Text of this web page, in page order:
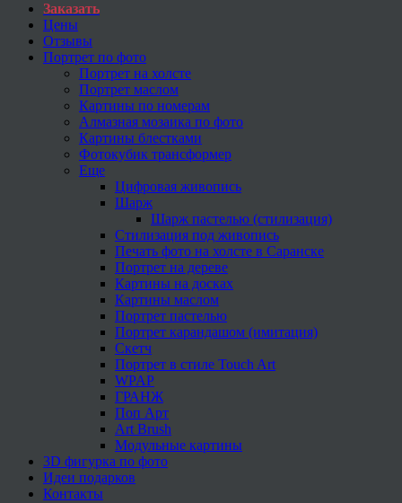
Заказать
Цены
Отзывы
Портрет по фото
Портрет на холсте
Портрет маслом
Картины по номерам
Алмазная мозаика по фото
Картины блестками
Фотокубик трансформер
Еще
Цифровая живопись
Шарж
Шарж пастелью (стилизация)
Стилизация под живопись
Печать фото на холсте в Саранске
Портрет на дереве
Картины на досках
Картины маслом
Портрет пастелью
Портрет карандашом (имитация)
Скетч
Портрет в стиле Touch Art
WPAP
ГРАНЖ
Поп Арт
Art Brush
Модульные картины
3D фигурка по фото
Идеи подарков
Контакты